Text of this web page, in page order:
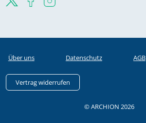
Über uns Datenschutz AGB
Vertrag widerrufen
© ARCHION 2026